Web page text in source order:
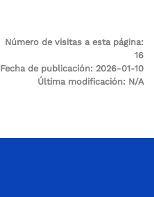
Número de visitas a esta página:
16
Fecha de publicación: 2026-01-10
Última modificación: N/A